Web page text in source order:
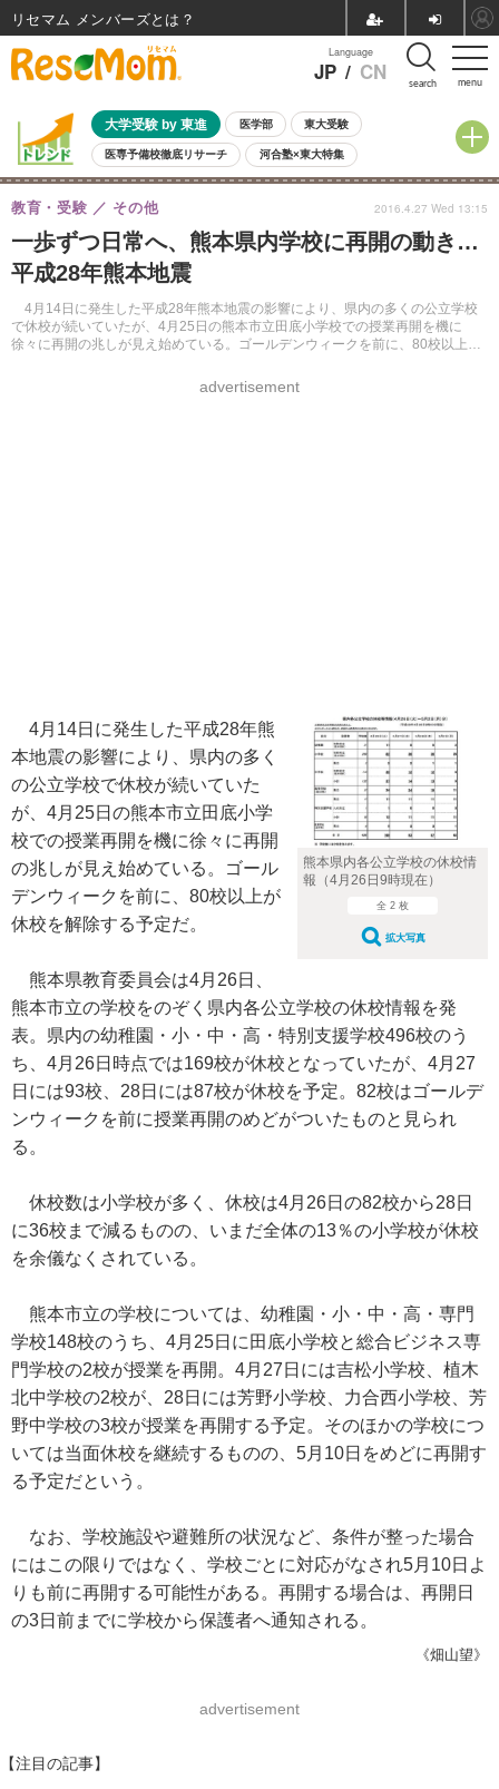
menu
Language
JP / CN search
大学受験 by 東進 医学部 東大受験
医専予備校徹底リサーチ 河合塾×東大特集
親子で考える大学選び 高校受験 中学受験 小学校受験
共通テスト 夏休み
8月開催イベント・WS 全国公立高校 過去問 人気記事
自由研究教材（小学生向け）
一歩ずつ日常へ、熊本県内学校に再開の動き…
平成28年熊本地震
4月14日に発生した平成28年熊本地震の影響により、県内の多くの公立学校
で休校が続いていたが、4月25日の熊本市立田底小学校での授業再開を機に
徐々に再開の兆しが見え始めている。ゴールデンウィークを前に、80校以上が
教育・受験 その他
advertisement
2016.4.27 Wed 13:15
熊本県内各公立学校の休校情
報（4月26日9時現在）
全 2 枚
拡大写真
4月14日に発生した平成28年熊
本地震の影響により、県内の多く
の公立学校で休校が続いていた
が、4月25日の熊本市立田底小学
校での授業再開を機に徐々に再開
の兆しが見え始めている。ゴール
デンウィークを前に、80校以上が
休校を解除する予定だ。
熊本県教育委員会は4月26日、
熊本市立の学校をのぞく県内各公立学校の休校情報を発
表。県内の幼稚園・小・中・高・特別支援学校496校のう
ち、4月26日時点では169校が休校となっていたが、4月27
日には93校、28日には87校が休校を予定。82校はゴールデ
ンウィークを前に授業再開のめどがついたものと見られ
る。
休校数は小学校が多く、休校は4月26日の82校から28日
に36校まで減るものの、いまだ全体の13％の小学校が休校
を余儀なくされている。
熊本市立の学校については、幼稚園・小・中・高・専門
学校148校のうち、4月25日に田底小学校と総合ビジネス専
門学校の2校が授業を再開。4月27日には吉松小学校、植木
北中学校の2校が、28日には芳野小学校、力合西小学校、芳
野中学校の3校が授業を再開する予定。そのほかの学校につ
いては当面休校を継続するものの、5月10日をめどに再開す
る予定だという。
なお、学校施設や避難所の状況など、条件が整った場合
にはこの限りではなく、学校ごとに対応がなされ5月10日よ
りも前に再開する可能性がある。再開する場合は、再開日
の3日前までに学校から保護者へ通知される。
《畑山望》
advertisement
【注目の記事】
リセマム メンバーズ